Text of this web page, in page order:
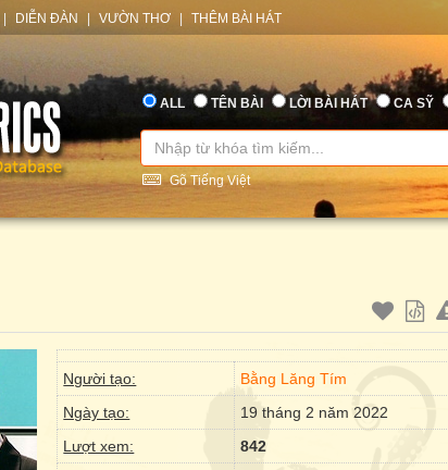
DIỄN ĐÀN VƯỜN THƠ THÊM BÀI HÁT
ALL TÊN BÀI LỜI BÀI HÁT CA SỸ
Gõ Tiếng Việt
Người tạo:
Bằng Lăng Tím
Ngày tạo:
19 tháng 2 năm 2022
Lượt xem:
842